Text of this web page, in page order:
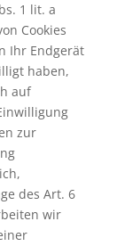
1 lit. a
Cookies
Ihr Endgerät
haben,
auf
zur
des Art. 6
wir